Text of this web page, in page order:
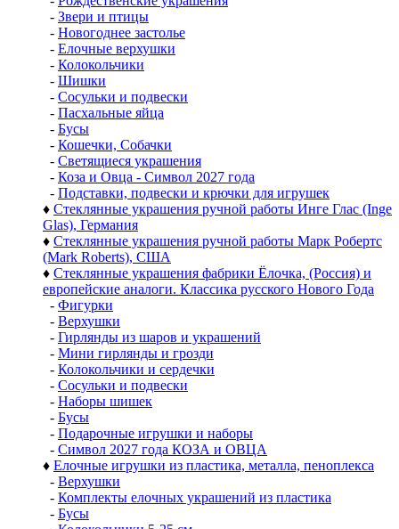
- Звери и птицы
- Новогоднее застолье
- Елочные верхушки
- Колокольчики
- Шишки
- Сосульки и подвески
- Пасхальные яйца
- Бусы
- Кошечки, Собачки
- Светящиеся украшения
- Коза и Овца - Символ 2027 года
- Подставки, подвески и крючки для игрушек
♦ Стеклянные украшения ручной работы Инге Глас (Inge
Glas), Германия
♦ Стеклянные украшения ручной работы Марк Робертс
(Mark Roberts), США
♦ Стеклянные украшения фабрики Ёлочка, (Россия) и
европейские аналоги. Классика русского Нового Года
- Фигурки
- Верхушки
- Гирлянды из шаров и украшений
- Мини гирлянды и грозди
- Колокольчики и сердечки
- Сосульки и подвески
- Наборы шишек
- Бусы
- Подарочные игрушки и наборы
- Символ 2027 года КОЗА и ОВЦА
♦ Елочные игрушки из пластика, металла, пеноплекса
- Верхушки
- Комплекты елочных украшений из пластика
- Бусы